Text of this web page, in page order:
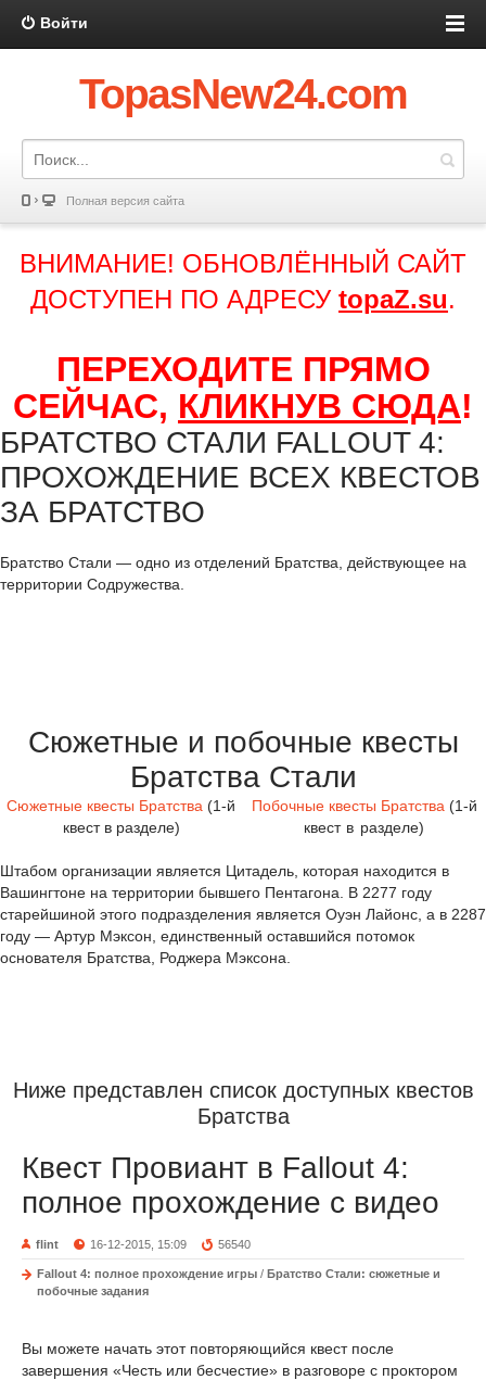
Войти
TopasNew24.com
Полная версия сайта
ВНИМАНИЕ! ОБНОВЛЁННЫЙ САЙТ
ДОСТУПЕН ПО АДРЕСУ topaZ.su.
ПЕРЕХОДИТЕ ПРЯМО
СЕЙЧАС, КЛИКНУВ СЮДА!
БРАТСТВО СТАЛИ FALLOUT 4:
ПРОХОЖДЕНИЕ ВСЕХ КВЕСТОВ
ЗА БРАТСТВО
Братство Стали — одно из отделений Братства, действующее на
территории Содружества.
Сюжетные и побочные квесты
Братства Стали
Сюжетные квесты Братства (1-й
квест в разделе)
Побочные квесты Братства (1-й
квест в разделе)
Штабом организации является Цитадель, которая находится в
Вашингтоне на территории бывшего Пентагона. В 2277 году
старейшиной этого подразделения является Оуэн Лайонс, а в 2287
году — Артур Мэксон, единственный оставшийся потомок
основателя Братства, Роджера Мэксона.
Ниже представлен список доступных квестов
Братства
Квест Провиант в Fallout 4:
полное прохождение с видео
flint 16-12-2015, 15:09 56540
Fallout 4: полное прохождение игры / Братство Стали: сюжетные и
побочные задания
Вы можете начать этот повторяющийся квест после
завершения «Честь или бесчестие» в разговоре с проктором